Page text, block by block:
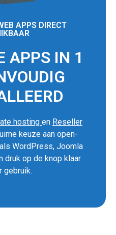
APPS DIRECT
APPS IN 1
hosting en Reseller
keuze aan open-
WordPress, Joomla
druk op de knop klaar
gebruik.